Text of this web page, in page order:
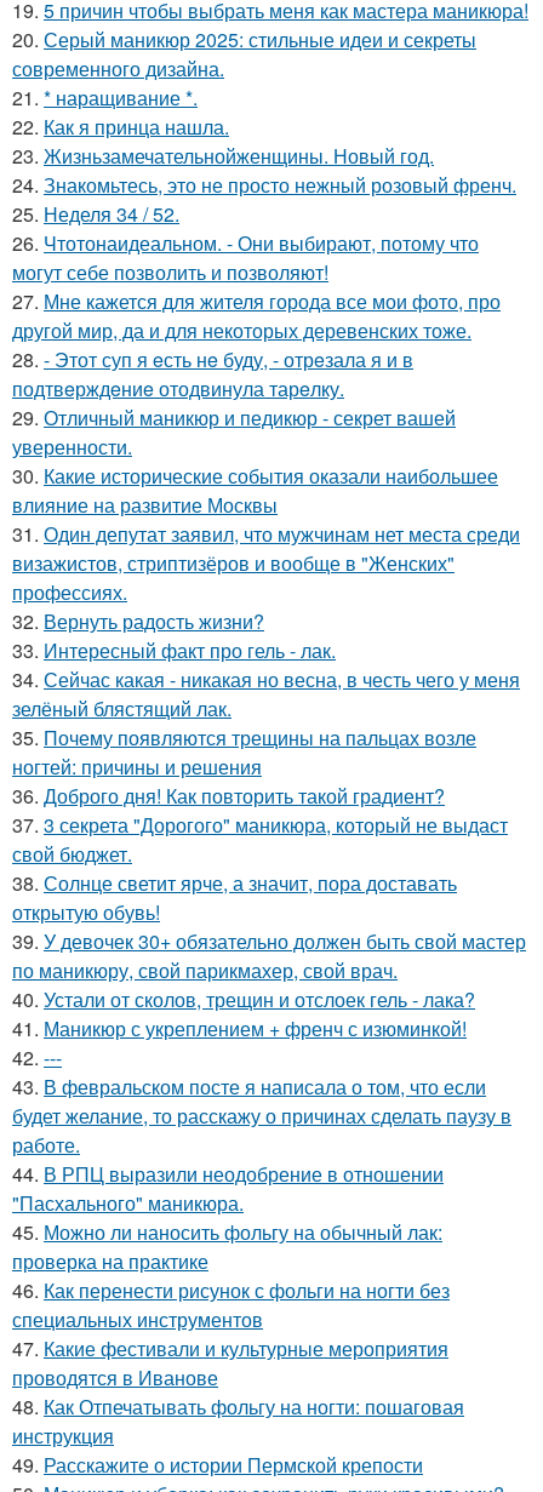
19. 5 причин чтобы выбрать меня как мастера маникюра!
20. Серый маникюр 2025: стильные идеи и секреты
современного дизайна.
21. * наращивание *.
22. Как я принца нашла.
23. Жизньзамечательнойженщины. Новый год.
24. Знакомьтесь, это не просто нежный розовый френч.
25. Неделя 34 / 52.
26. Чтотонаидеальном. - Они выбирают, потому что
могут себе позволить и позволяют!
27. Мне кажется для жителя города все мои фото, про
другой мир, да и для некоторых деревенских тоже.
28. - Этот суп я eсть нe буду, - отрeзала я и в
подтвeрждeниe отодвинула тарeлку.
29. Отличный маникюр и педикюр - секрет вашей
уверенности.
30. Какие исторические события оказали наибольшее
влияние на развитие Москвы
31. Один депутат заявил, что мужчинам нет места среди
визажистов, стриптизёров и вообще в "Женских"
профессиях.
32. Вернуть радость жизни?
33. Интересный факт про гель - лак.
34. Сейчас какая - никакая но весна, в честь чего у меня
зелёный блястящий лак.
35. Почему появляются трещины на пальцах возле
ногтей: причины и решения
36. Доброго дня! Как повторить такой градиент?
37. 3 секрета "Дорогого" маникюра, который не выдаст
свой бюджет.
38. Солнце светит ярче, а значит, пора доставать
открытую обувь!
39. У девочек 30+ обязательно должен быть свой мастер
по маникюру, свой парикмахер, свой врач.
40. Устали от сколов, трещин и отслоек гель - лака?
41. Маникюр с укреплением + френч с изюминкой!
42. ---
43. В февральском посте я написала о том, что если
будет желание, то расскажу о причинах сделать паузу в
работе.
44. В РПЦ выразили неодобрение в отношении
"Пасхального" маникюра.
45. Можно ли наносить фольгу на обычный лак:
проверка на практике
46. Как перенести рисунок с фольги на ногти без
специальных инструментов
47. Какие фестивали и культурные мероприятия
проводятся в Иванове
48. Как Отпечатывать фольгу на ногти: пошаговая
инструкция
49. Расскажите о истории Пермской крепости